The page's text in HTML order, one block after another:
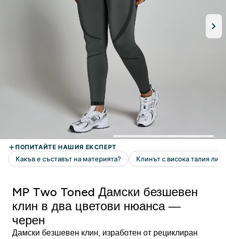
MP Two Toned Дамски безшевен
клин в два цветови нюанса —
черен
Дамски безшевен клин, изработен от рециклиран